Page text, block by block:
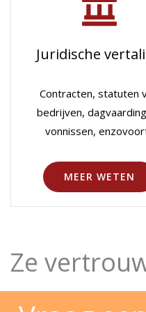
Juridische
Contracten, statuten
bedrijven,
vonnissen,
MEER WETEN
Ze